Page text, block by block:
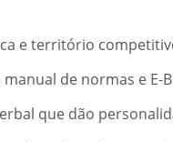
e território
de normas e E-
que dão